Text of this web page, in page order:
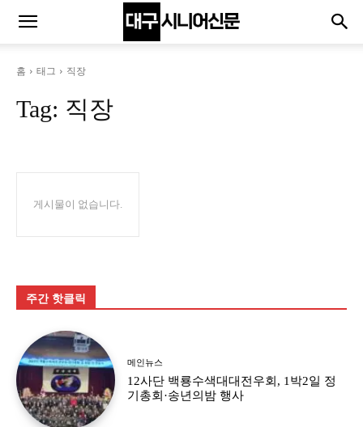
홈 태그 직장
Tag: 직장
게시물이 없습니다.
주간 핫클릭
메인뉴스
12사단 백룡수색대대전우회, 1박2일 정
기총회·송년의밤 행사